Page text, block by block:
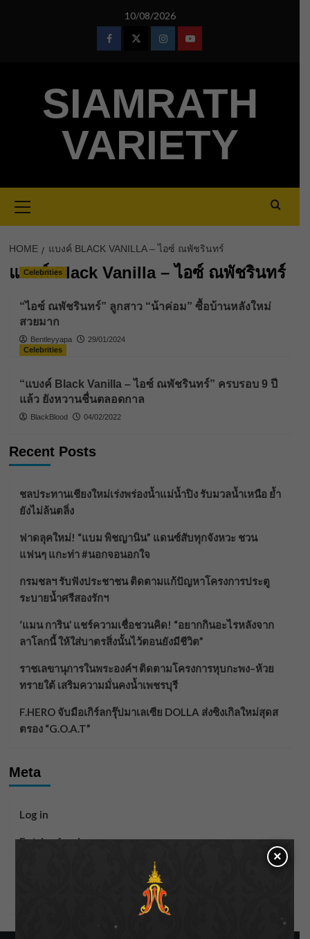
10/08/2026
FacebookTwitterInstagramYoutube
SIAMRATH
VARIETY
Menu
HOME แบงค์ BLACK VANILLA – ไอซ์ ณพัชรินทร์
แบงค์ Black Vanilla – ไอซ์ ณพัชรินทร์
Celebrities
“ไอซ์ ณพัชรินทร์” ลูกสาว “น้าค่อม” ซื้อบ้านหลังใหม่
สวยมาก
Bentleyyapa
29/01/2024
Celebrities
“แบงค์ Black Vanilla – ไอซ์ ณพัชรินทร์” ครบรอบ 9 ปี
แล้ว ยังหวานชื่นตลอดกาล
BlackBlood 04/02/2022
Recent Posts
ชลประทานเชียงใหม่เร่งพร่องน้ำแม่น้ำปิง รับมวลน้ำเหนือ ย้ำ
ยังไม่ล้นตลิ่ง
ฟาดลุคใหม่! “แบม พิชญานิน” แดนซ์สับทุกจังหวะ ชวน
แฟนๆ แกะท่า #นอกจอนอกใจ
กรมชลฯ รับฟังประชาชน ติดตามแก้ปัญหาโครงการประตู
ระบายน้ำศรีสองรักฯ
‘แมน การิน’ แชร์ความเชื่อชวนคิด! “อยากกินอะไรหลังจาก
ลาโลกนี้ ให้ใส่บาตรสิ่งนั้นไว้ตอนยังมีชีวิต”
ราชเลขานุการในพระองค์ฯ ติดตามโครงการหุบกะพง–ห้วย
ทรายใต้ เสริมความมั่นคงน้ำเพชรบุรี
F.HERO จับมือเกิร์ลกรุ๊ปมาเลเซีย DOLLA ส่งซิงเกิลใหม่สุดส
ตรอง “G.O.A.T”
Meta
Log in
Entries feed
×